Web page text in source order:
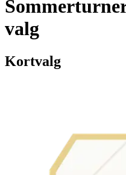
valg
Kortvalg